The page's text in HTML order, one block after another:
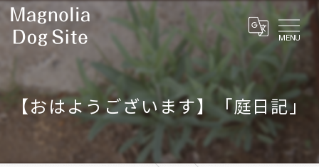
MENU
【おはようございます】「庭日記」